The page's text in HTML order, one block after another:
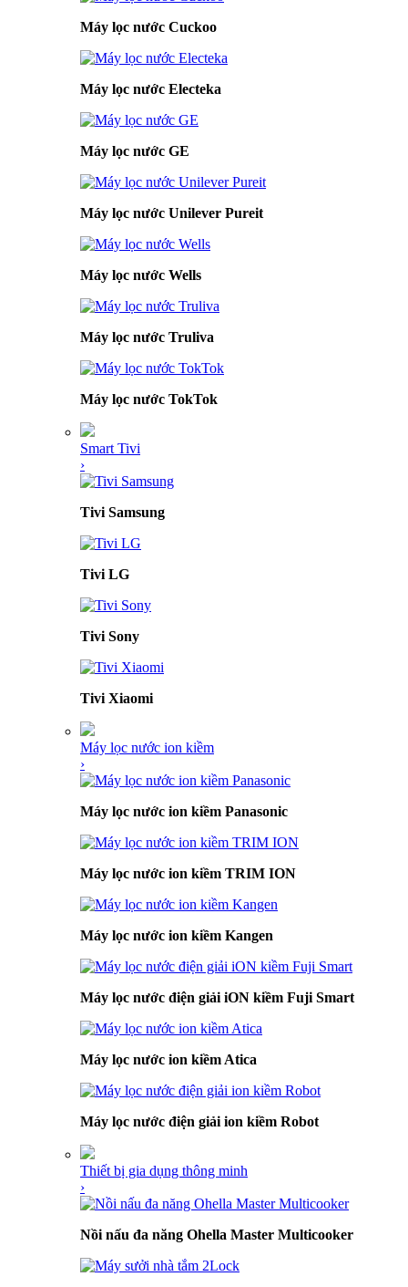
Máy lọc nước Cuckoo
Máy lọc nước Electeka
Máy lọc nước GE
Máy lọc nước Unilever Pureit
Máy lọc nước Wells
Máy lọc nước Truliva
Máy lọc nước TokTok
Smart Tivi
›
Tivi Samsung
Tivi LG
Tivi Sony
Tivi Xiaomi
Máy lọc nước ion kiềm
›
Máy lọc nước ion kiềm Panasonic
Máy lọc nước ion kiềm TRIM ION
Máy lọc nước ion kiềm Kangen
Máy lọc nước điện giải iON kiềm Fuji Smart
Máy lọc nước ion kiềm Atica
Máy lọc nước điện giải ion kiềm Robot
Thiết bị gia dụng thông minh
›
Nồi nấu đa năng Ohella Master Multicooker